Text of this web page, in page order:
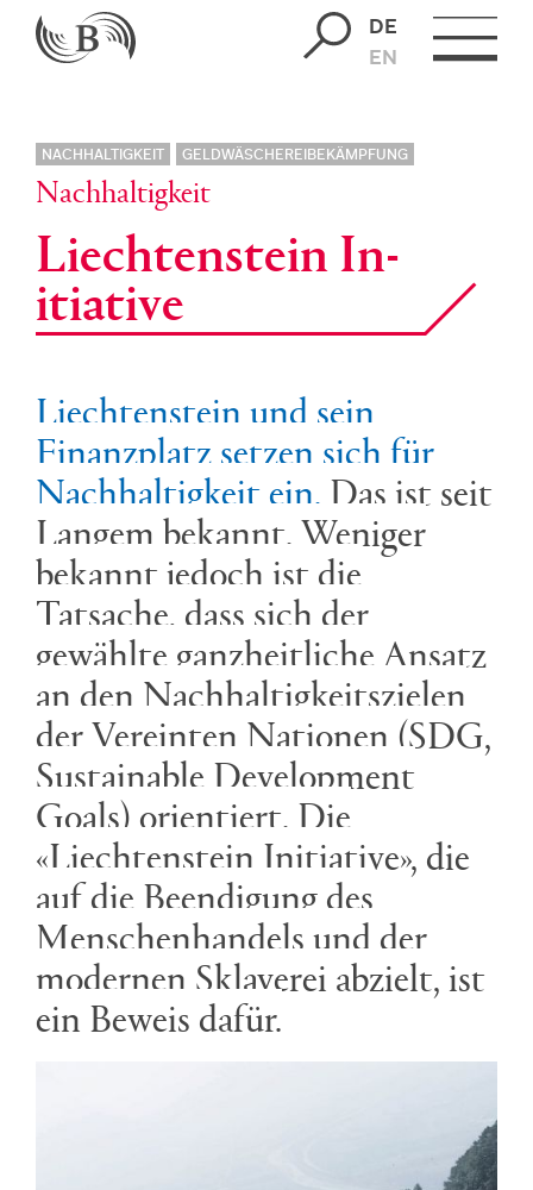
DE
EN
NACHHALTIGKEIT GELDWÄSCHEREIBEKÄMPFUNG
Nachhaltigkeit
Liech­ten­stein In­
itia­ti­ve
Liechtenstein und sein
Finanzplatz setzen sich für
Nachhaltigkeit ein.Das ist seit
Langem bekannt. Weniger
bekannt jedoch ist die
Tatsache, dass sich der
gewählte ganzheitliche Ansatz
an den Nachhaltigkeitszielen
der Vereinten Nationen (SDG,
Sustainable Development
Goals) orientiert. Die
«Liechtenstein Initiative», die
auf die Beendigung des
Menschenhandels und der
modernen Sklaverei abzielt, ist
ein Beweis dafür.